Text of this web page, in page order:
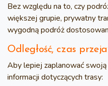
Bez względu na to, czy
większej grupie, prywatny
wygodną podróż
Odległość, czas
Aby lepiej zaplanować
informacji dotyczących trasy: